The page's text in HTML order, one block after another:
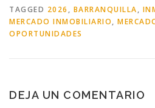
TAGGED 2026 , BARRANQUILLA,
MERCADO INMOBILIARIO,
OPORTUNIDADES
DEJA UN COMENTARIO